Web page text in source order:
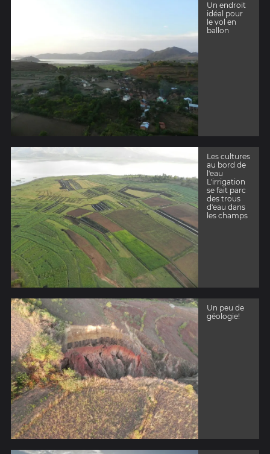
Un endroit
idéal pour
le vol en
ballon
Les cultures
au bord de
l'eau
L'irrigation
se fait parc
des trous
d'eau dans
les champs
Un peu de
géologie!